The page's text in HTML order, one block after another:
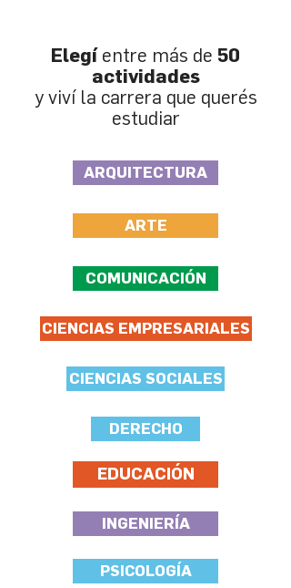
Elegíentre más de 50
actividades
y viví la carrera que querés
estudiar
ARQUITECTURA
ARTE
COMUNICACIÓN
CIENCIAS EMPRESARIALES
CIENCIAS SOCIALES
DERECHO
EDUCACIÓN
INGENIERÍA
PSICOLOGÍA